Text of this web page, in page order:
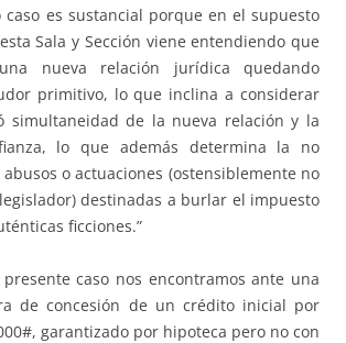
es sustancial porque en el supuesto
Sala y Sección viene entendiendo que
nueva relación jurídica quedando
primitivo, lo que inclina a considerar
simultaneidad de la nueva relación y la
lo que además determina la no
o actuaciones (ostensiblemente no
destinadas a burlar el impuesto
ficciones.”
caso nos encontramos ante una
de concesión de un crédito inicial por
garantizado por hipoteca pero no con